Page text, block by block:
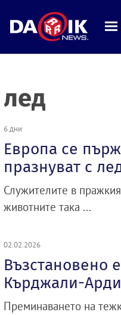
лед
6 дни
Европа се
празнуват с
Служителите в
животните така ...
02.02.2026
Възстановено
Кърджали-
Преминаването на